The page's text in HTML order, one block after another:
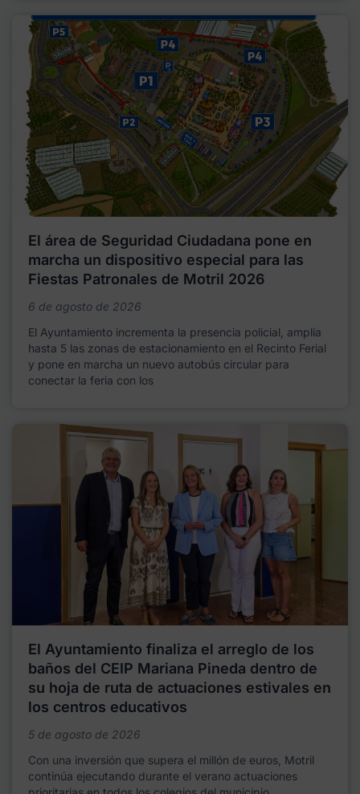
El área de Seguridad Ciudadana pone en
marcha un dispositivo especial para las
Fiestas Patronales de Motril 2026
6 de agosto de 2026
El Ayuntamiento incrementa la presencia policial, amplía
hasta 5 las zonas de estacionamiento en el Recinto Ferial
y pone en marcha un nuevo autobús circular para
conectar la feria con los
El Ayuntamiento finaliza el arreglo de los
baños del CEIP Mariana Pineda dentro de
su hoja de ruta de actuaciones estivales en
los centros educativos
5 de agosto de 2026
Con una inversión que supera el millón de euros, Motril
continúa ejecutando durante el verano actuaciones